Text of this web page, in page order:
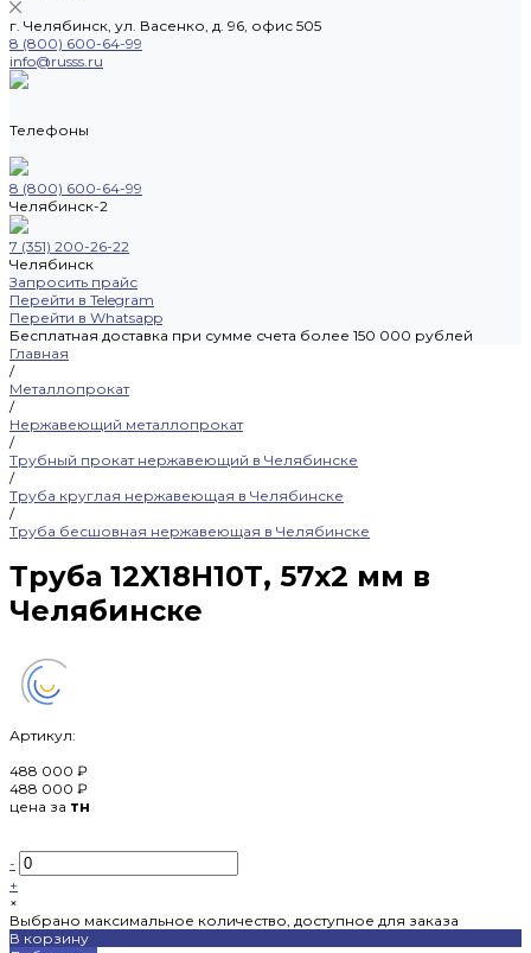
г. Челябинск, ул. Васенко, д. 96, офис 505
8 (800) 600-64-99
info@russs.ru
Телефоны
8 (800) 600-64-99
Челябинск-2
7 (351) 200-26-22
Челябинск
Запросить прайс
Перейти в Telegram
Перейти в Whatsapp
Бесплатная доставка при сумме счета более 150 000 рублей
Главная
/
Металлопрокат
/
Нержавеющий металлопрокат
/
Трубный прокат нержавеющий в Челябинске
/
Труба круглая нержавеющая в Челябинске
/
Труба бесшовная нержавеющая в Челябинске
Труба 12Х18Н10Т, 57х2 мм в
Челябинске
Артикул:
488 000 ₽
488 000 ₽
цена за тн
-
+
×
Выбрано максимальное количество, доступное для заказа
В корзину